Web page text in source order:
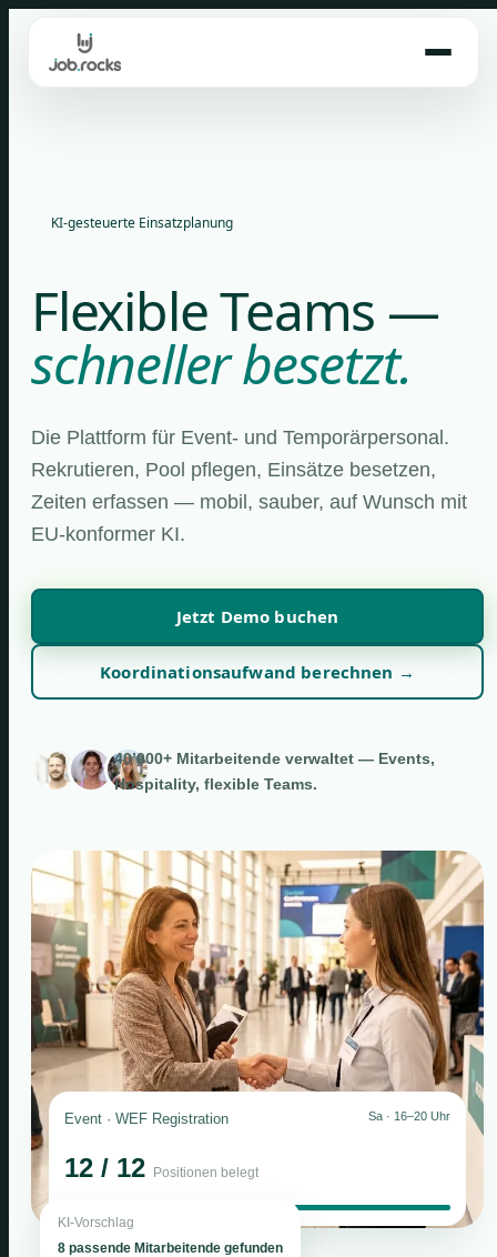
content
KI-gesteuerte Einsatzplanung
Flexible Teams —
schneller besetzt.
Die Plattform für Event- und Temporärpersonal.
Rekrutieren, Pool pflegen, Einsätze besetzen,
Zeiten erfassen — mobil, sauber, auf Wunsch mit
EU-konformer KI.
Jetzt Demo buchen
Koordinationsaufwand berechnen →
40’000+ Mitarbeitende verwaltet — Events,
Hospitality, flexible Teams.
Event · WEF Registration Sa · 16–20 Uhr
12 / 12 Positionen belegt
KI-Vorschlag
8 passende Mitarbeitende gefunden